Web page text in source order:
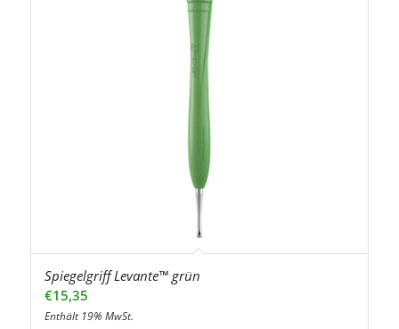
Spiegelgriff Levante™ grün
€15,35
Enthält 19% MwSt.